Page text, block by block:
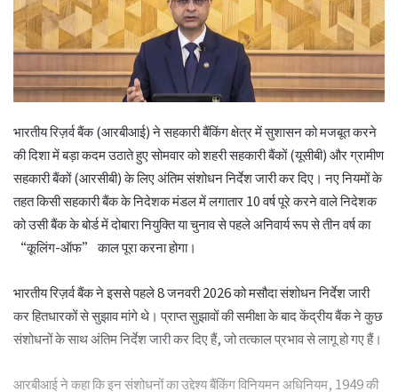
भारतीय रिज़र्व बैंक (आरबीआई) ने सहकारी बैंकिंग क्षेत्र में सुशासन को मजबूत करने
की दिशा में बड़ा कदम उठाते हुए सोमवार को शहरी सहकारी बैंकों (यूसीबी) और ग्रामीण
सहकारी बैंकों (आरसीबी) के लिए अंतिम संशोधन निर्देश जारी कर दिए। नए नियमों के
तहत किसी सहकारी बैंक के निदेशक मंडल में लगातार 10 वर्ष पूरे करने वाले निदेशक
को उसी बैंक के बोर्ड में दोबारा नियुक्ति या चुनाव से पहले अनिवार्य रूप से तीन वर्ष का
“कूलिंग-ऑफ” काल पूरा करना होगा।
भारतीय रिज़र्व बैंकने इससे पहले 8 जनवरी 2026 को मसौदा संशोधन निर्देश जारी
कर हितधारकों से सुझाव मांगे थे। प्राप्त सुझावों की समीक्षा के बाद केंद्रीय बैंक ने कुछ
संशोधनों के साथ अंतिम निर्देश जारी कर दिए हैं, जो तत्काल प्रभाव से लागू हो गए हैं।
आरबीआई ने कहा कि इन संशोधनों का उद्देश्य बैंकिंग विनियमन अधिनियम, 1949 की